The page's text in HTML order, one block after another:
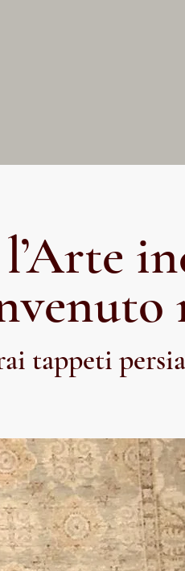
tappeti